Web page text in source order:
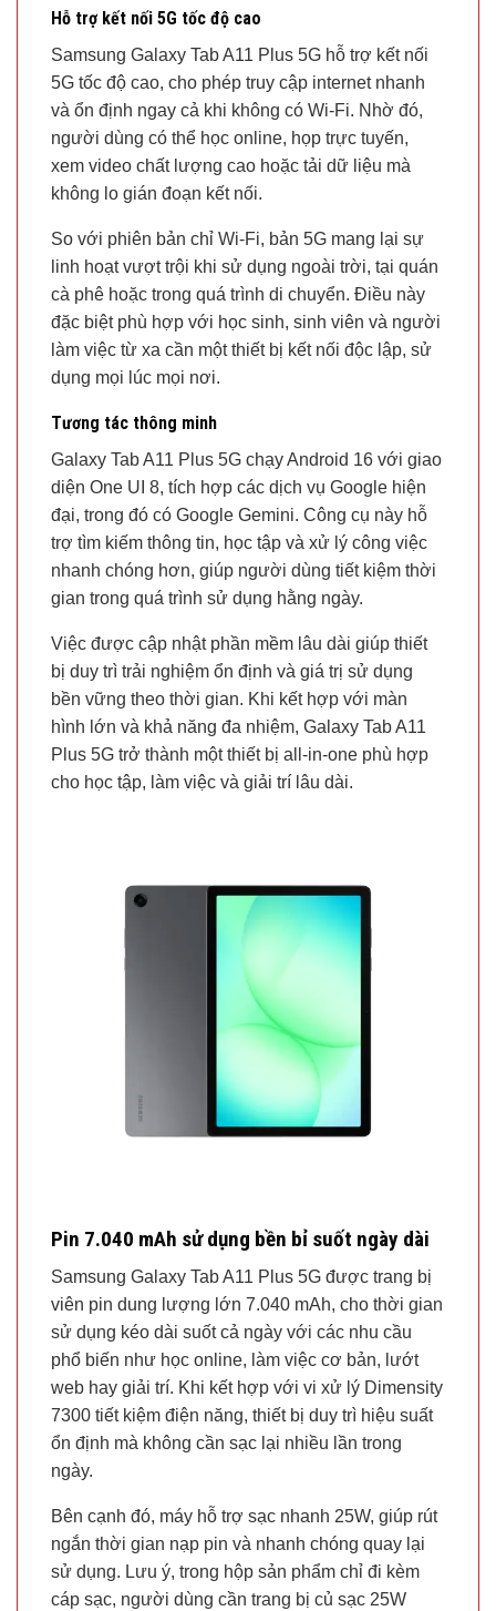
Hỗ trợ kết nối 5G tốc độ cao
Samsung Galaxy Tab A11 Plus 5G hỗ trợ kết nối
5G tốc độ cao, cho phép truy cập internet nhanh
và ổn định ngay cả khi không có Wi-Fi. Nhờ đó,
người dùng có thể học online, họp trực tuyến,
xem video chất lượng cao hoặc tải dữ liệu mà
không lo gián đoạn kết nối.
So với phiên bản chỉ Wi-Fi, bản 5G mang lại sự
linh hoạt vượt trội khi sử dụng ngoài trời, tại quán
cà phê hoặc trong quá trình di chuyển. Điều này
đặc biệt phù hợp với học sinh, sinh viên và người
làm việc từ xa cần một thiết bị kết nối độc lập, sử
dụng mọi lúc mọi nơi.
Tương tác thông minh
Galaxy Tab A11 Plus 5G chạy Android 16 với giao
diện One UI 8, tích hợp các dịch vụ Google hiện
đại, trong đó có Google Gemini. Công cụ này hỗ
trợ tìm kiếm thông tin, học tập và xử lý công việc
nhanh chóng hơn, giúp người dùng tiết kiệm thời
gian trong quá trình sử dụng hằng ngày.
Việc được cập nhật phần mềm lâu dài giúp thiết
bị duy trì trải nghiệm ổn định và giá trị sử dụng
bền vững theo thời gian. Khi kết hợp với màn
hình lớn và khả năng đa nhiệm, Galaxy Tab A11
Plus 5G trở thành một thiết bị all-in-one phù hợp
cho học tập, làm việc và giải trí lâu dài.
Pin 7.040 mAh sử dụng bền bỉ suốt ngày dài
Samsung Galaxy Tab A11 Plus 5G được trang bị
viên pin dung lượng lớn 7.040 mAh, cho thời gian
sử dụng kéo dài suốt cả ngày với các nhu cầu
phổ biến như học online, làm việc cơ bản, lướt
web hay giải trí. Khi kết hợp với vi xử lý Dimensity
7300 tiết kiệm điện năng, thiết bị duy trì hiệu suất
ổn định mà không cần sạc lại nhiều lần trong
ngày.
Bên cạnh đó, máy hỗ trợ sạc nhanh 25W, giúp rút
ngắn thời gian nạp pin và nhanh chóng quay lại
sử dụng. Lưu ý, trong hộp sản phẩm chỉ đi kèm
cáp sạc, người dùng cần trang bị củ sạc 25W